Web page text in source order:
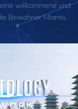
willkommene und
Bewohner Miamis.